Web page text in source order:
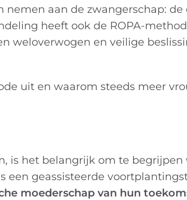
aan de zwangerschap: de
heeft ook de ROPA-
weloverwogen en veilige
uit en waarom steeds meer
is het belangrijk om te begrijpen
een geassisteerde
moederschap van hun